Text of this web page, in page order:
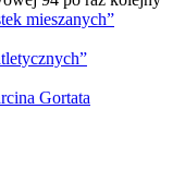
mieszanych”
Gortata